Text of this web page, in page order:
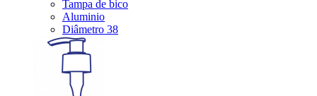
Tampa de bico
Aluminio
Diâmetro 38